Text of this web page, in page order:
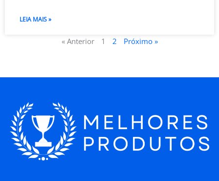
LEIA MAIS »
« Anterior 1 2 Próximo »